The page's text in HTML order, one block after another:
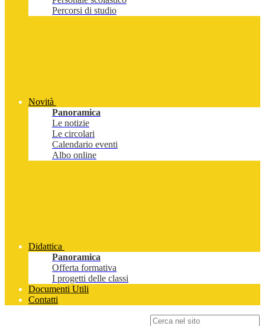
Percorsi di studio
Novità
Panoramica
Le notizie
Le circolari
Calendario eventi
Albo online
Didattica
Panoramica
Offerta formativa
I progetti delle classi
Documenti Utili
Contatti